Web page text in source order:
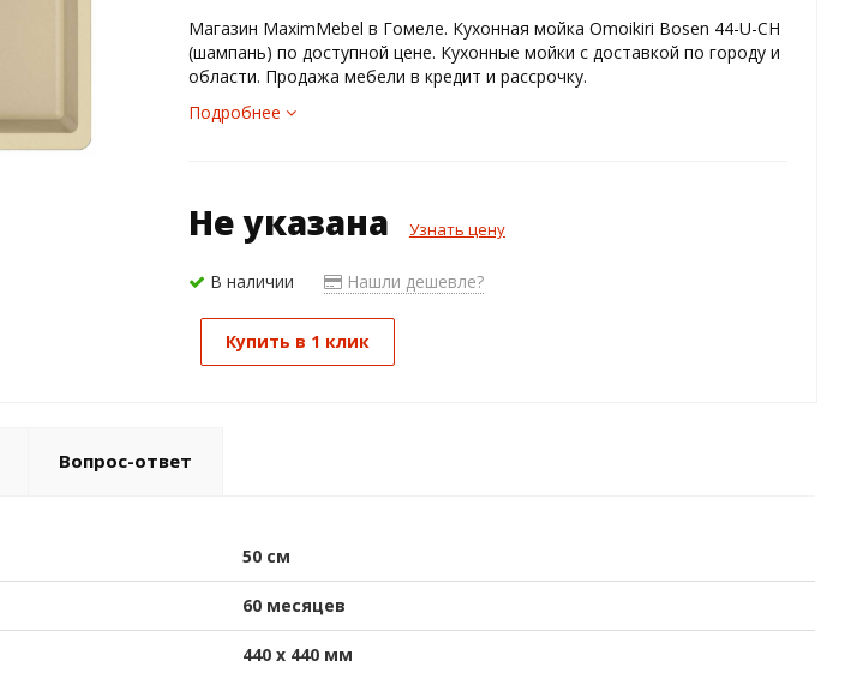
Магазин MaximMebel в Гомеле. Кухонная мойка Omoikiri Bosen 44-U-CH
(шампань) по доступной цене. Кухонные мойки с доставкой по городу и
области. Продажа мебели в кредит и рассрочку.
Подробнее
Не указана Узнать цену
В наличии Нашли дешевле?
Купить в 1 клик
Вопрос-ответ
50 см
60 месяцев
440 х 440 мм